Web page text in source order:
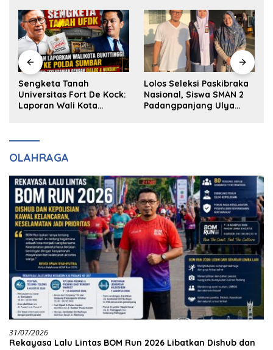
Sengketa Tanah
Universitas Fort De Kock:
Laporan Wali Kota
Lolos Seleksi Paskibraka
Nasional, Siswa SMAN 2
Padangpanjang Ulya
OLAHRAGA
31/07/2026
Rekayasa Lalu Lintas BOM Run 2026 Libatkan Dishub dan